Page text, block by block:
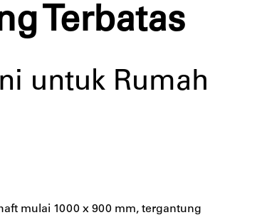
Terbatas
untuk Rumah
mulai 1000 x 900 mm, tergantung